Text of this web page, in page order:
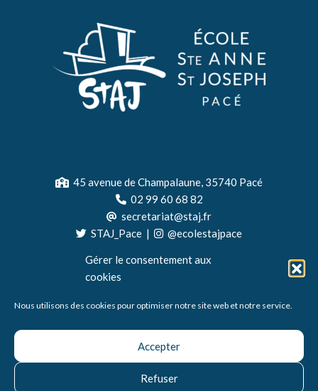
Gérer le consentement aux
cookies
Nous utilisons des cookies pour optimiser notre site web et notre service.
Accepter
Refuser
45 avenue de Champalaune, 35740 Pacé
02 99 60 68 82
secretariat@staj.fr
STAJ_Pace | @ecolestajpace